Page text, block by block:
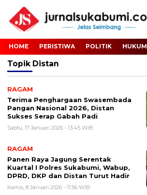
HOME PERISTIWA POLITIK HUKUM
Topik Distan
RAGAM
Terima Penghargaan Swasembada
Pangan Nasional 2026, Distan
Sukses Serap Gabah Padi
Sabtu, 17 Januari 2026 - 13:45 WIB
RAGAM
Panen Raya Jagung Serentak
Kuartal I Polres Sukabumi, Wabup,
DPRD, DKP dan Distan Turut Hadir
Kamis, 8 Januari 2026 - 11:56 WIB